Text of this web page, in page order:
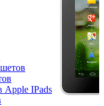
Apple IPads